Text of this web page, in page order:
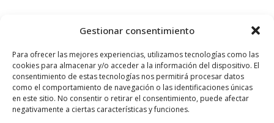
Gestionar consentimiento
Para ofrecer las mejores experiencias, utilizamos tecnologías como las
cookies para almacenar y/o acceder a la información del dispositivo. El
consentimiento de estas tecnologías nos permitirá procesar datos
como el comportamiento de navegación o las identificaciones únicas
en este sitio. No consentir o retirar el consentimiento, puede afectar
negativamente a ciertas características y funciones.
Noticia anterior